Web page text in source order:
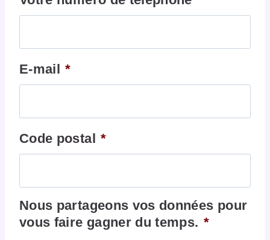
E-mail *
Code postal *
Nous partageons vos données pour
vous faire gagner du temps. *